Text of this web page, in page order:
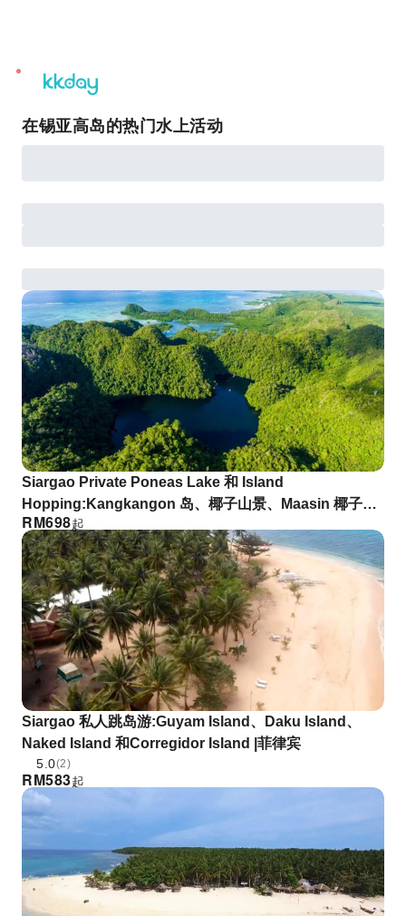
unread
notifications
在锡亚高岛的热门水上活动
Siargao Private Poneas Lake 和 Island
Hopping:Kangkangon 岛、椰子山景、Maasin 椰子路 |
菲律宾
RM698起
Siargao 私人跳岛游:Guyam Island、Daku Island、
Naked Island 和Corregidor Island |菲律宾
5.0(2)
RM583起